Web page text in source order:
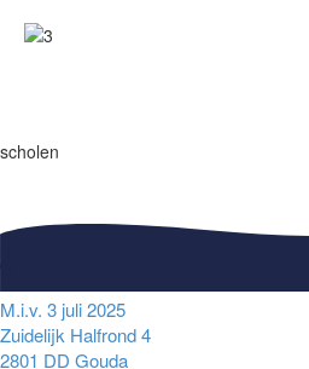
scholen
M.i.v. 3 juli 2025
Zuidelijk Halfrond 4
2801 DD Gouda